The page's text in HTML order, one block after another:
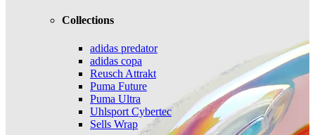
Collections
adidas predator
adidas copa
Reusch Attrakt
Puma Future
Puma Ultra
Uhlsport Cybertec
Sells Wrap